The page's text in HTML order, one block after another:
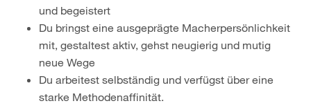
und begeistert
Du bringst eine ausgeprägte Macherpersönlichkeit
mit, gestaltest aktiv, gehst neugierig und mutig
neue Wege
Du arbeitest selbständig und verfügst über eine
starke Methodenaffinität.